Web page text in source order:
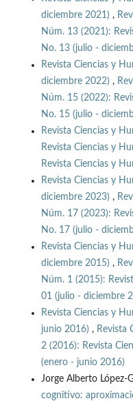
diciembre 2021) ,
Núm. 13 (2021):
No. 13 (julio -
Revista Ciencias y
diciembre 2022) ,
Núm. 15 (2022):
No. 15 (julio -
Revista Ciencias y
Revista Ciencias y
Revista Ciencias y
Revista Ciencias y
diciembre 2023) ,
Núm. 17 (2023):
No. 17 (julio -
Revista Ciencias y
diciembre 2015) ,
Núm. 1 (2015):
01 (julio - diciembre
Revista Ciencias y
junio 2016) , Revista
2 (2016): Revista
(enero - junio 2016)
Jorge Alberto López-
cognitivo: